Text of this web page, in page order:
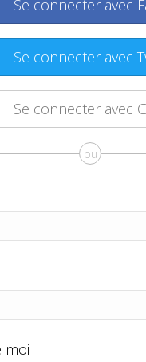
Se connecter avec
Se connecter avec
Se connecter avec
ou
moi